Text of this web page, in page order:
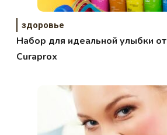
здоровье
Набор для идеальной улыбки от
Curaprox